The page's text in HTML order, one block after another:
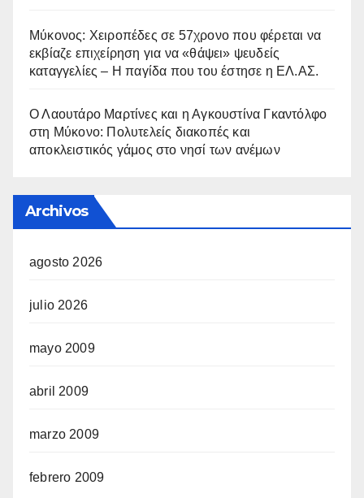
Μύκονος: Χειροπέδες σε 57χρονο που φέρεται να
εκβίαζε επιχείρηση για να «θάψει» ψευδείς
καταγγελίες – Η παγίδα που του έστησε η ΕΛ.ΑΣ.
Ο Λαουτάρο Μαρτίνες και η Αγκουστίνα Γκαντόλφο
στη Μύκονο: Πολυτελείς διακοπές και
αποκλειστικός γάμος στο νησί των ανέμων
Archivos
agosto 2026
julio 2026
mayo 2009
abril 2009
marzo 2009
febrero 2009